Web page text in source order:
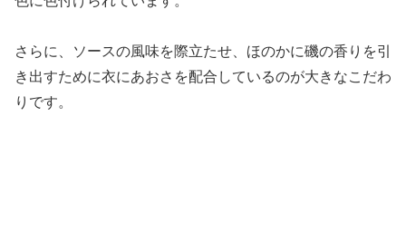
さらに、ソースの風味を際立たせ、ほのかに磯の香りを引
き出すために衣にあおさを配合しているのが大きなこだわ
りです。